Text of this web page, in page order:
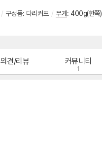
/ 구성품: 다리커프 / 무게 : 400g(한쪽)
의견/리뷰 커뮤니티
1